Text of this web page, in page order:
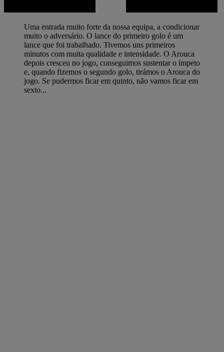
Uma entrada muito forte da nossa equipa, a condicionar
muito o adversário. O lance do primeiro golo é um
lance que foi trabalhado. Tivemos uns primeiros
minutos com muita qualidade e intensidade. O Arouca
depois cresceu no jogo, conseguimos sustentar o ímpeto
e, quando fizemos o segundo golo, tirámos o Arouca do
jogo. Se pudermos ficar em quinto, não vamos ficar em
sexto...